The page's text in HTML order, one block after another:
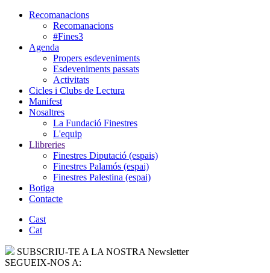
Recomanacions
Recomanacions
#Fines3
Agenda
Propers esdeveniments
Esdeveniments passats
Activitats
Cicles i Clubs de Lectura
Manifest
Nosaltres
La Fundació Finestres
L'equip
Llibreries
Finestres Diputació (espais)
Finestres Palamós (espai)
Finestres Palestina (espai)
Botiga
Contacte
Cast
Cat
SUBSCRIU-TE A LA NOSTRA Newsletter
SEGUEIX-NOS A: